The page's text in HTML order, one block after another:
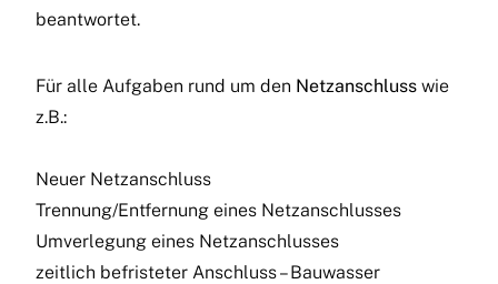
beantwortet.
Für alle Aufgaben rund um den Netzanschluss wie
z.B.:
Neuer Netzanschluss
Trennung/Entfernung eines Netzanschlusses
Umverlegung eines Netzanschlusses
zeitlich befristeter Anschluss – Bauwasser